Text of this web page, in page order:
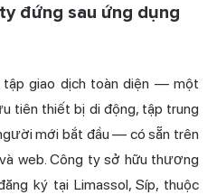
đứng sau ứng dụng
tập giao dịch toàn diện — một
tiên thiết bị di động, tập trung
mới bắt đầu — có sẵn trên
web. Công ty sở hữu thương
ký tại Limassol, Síp, thuộc